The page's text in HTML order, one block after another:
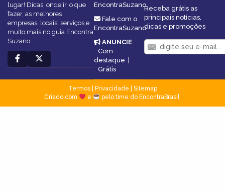
lugar! Dicas, onde ir, o que
fazer, as melhores
empresas, locais, serviços e
muito mais no guia Encontra
Suzano.
EncontraSuzano
Fale com o
EncontraSuzano
ANUNCIE:
Com
destaque |
Grátis
Receba grátis as
principais notícias,
dicas e promoções
Termos| Privacidade
Sitemap
Criado com
e pelo time do EncontraBrasil